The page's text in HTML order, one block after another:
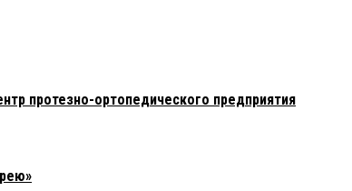
протезно-ортопедического предприятия